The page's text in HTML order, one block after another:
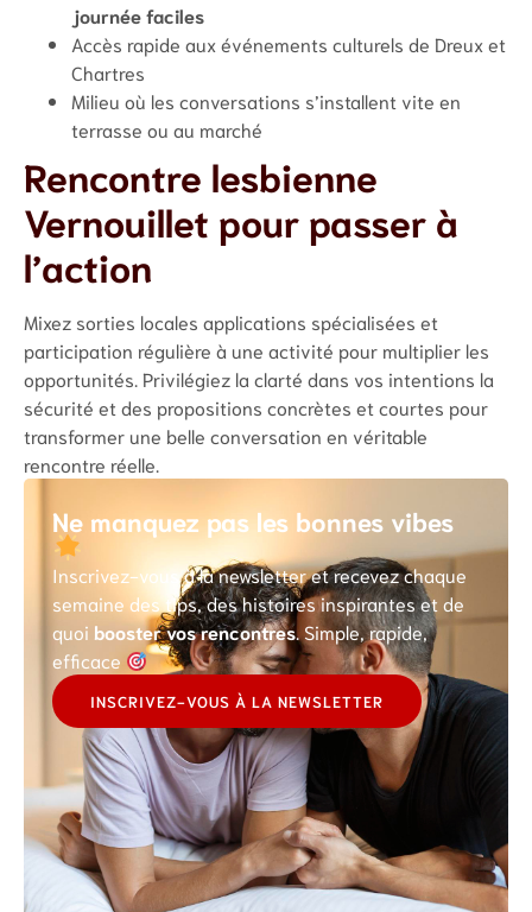
journée faciles
Accès rapide aux événements culturels de Dreux et
Chartres
Milieu où les conversations s’installent vite en
terrasse ou au marché
Rencontre lesbienne
Vernouillet pour passer à
l’action
Mixez sorties locales applications spécialisées et
participation régulière à une activité pour multiplier les
opportunités. Privilégiez la clarté dans vos intentions la
sécurité et des propositions concrètes et courtes pour
transformer une belle conversation en véritable
rencontre réelle.
Ne manquez pas les bonnes vibes
Inscrivez-vous à la newsletter et recevez chaque
semaine des tips, des histoires inspirantes et de
quoi booster vos rencontres . Simple, rapide,
efficace
INSCRIVEZ-VOUS À LA NEWSLETTER